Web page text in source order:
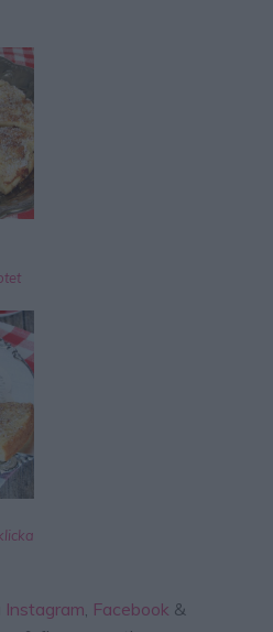
Instagram Facebook &